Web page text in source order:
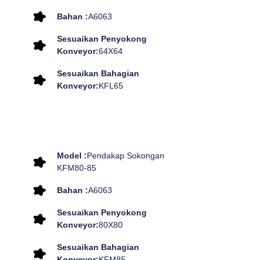
Bahan :A6063
Sesuaikan Penyokong
Konveyor:64X64
Sesuaikan Bahagian
Konveyor:KFL65
Model :Pendakap Sokongan
KFM80-85
Bahan :A6063
Sesuaikan Penyokong
Konveyor:80X80
Sesuaikan Bahagian